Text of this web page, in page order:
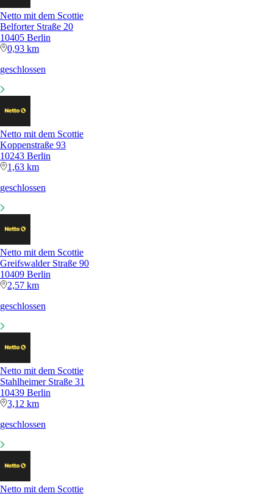
Netto mit dem Scottie
Belforter Straße 20
10405 Berlin
0,93 km
geschlossen
Netto mit dem Scottie
Koppenstraße 93
10243 Berlin
1,63 km
geschlossen
Netto mit dem Scottie
Greifswalder Straße 90
10409 Berlin
2,57 km
geschlossen
Netto mit dem Scottie
Stahlheimer Straße 31
10439 Berlin
3,12 km
geschlossen
Netto mit dem Scottie